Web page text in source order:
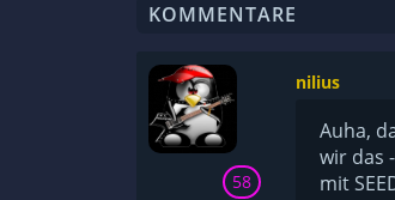
KOMMENTARE
58
nilius
Auha,
wir das
mit